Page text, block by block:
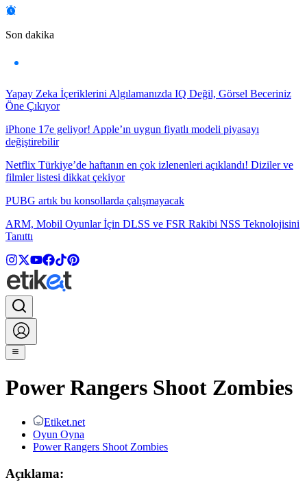
Son dakika
Yapay Zeka İçeriklerini Algılamanızda IQ Değil, Görsel Beceriniz
Öne Çıkıyor
iPhone 17e geliyor! Apple’ın uygun fiyatlı modeli piyasayı
değiştirebilir
Netflix Türkiye’de haftanın en çok izlenenleri açıklandı! Diziler ve
filmler listesi dikkat çekiyor
PUBG artık bu konsollarda çalışmayacak
ARM, Mobil Oyunlar İçin DLSS ve FSR Rakibi NSS Teknolojisini
Tanıttı
Power Rangers Shoot Zombies
Etiket.net
Oyun Oyna
Power Rangers Shoot Zombies
Açıklama: